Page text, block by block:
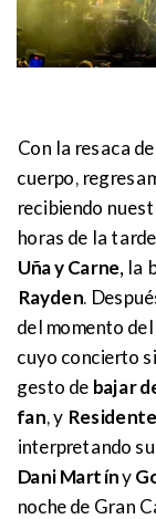
Con la resaca
cuerpo,
recibiendo
horas de la
Uña y Carne, la
Rayden.
del momento
cuyo concierto
gesto de bajar
fan, y Residente
interpretando
Dani Martíny
noche de Gran